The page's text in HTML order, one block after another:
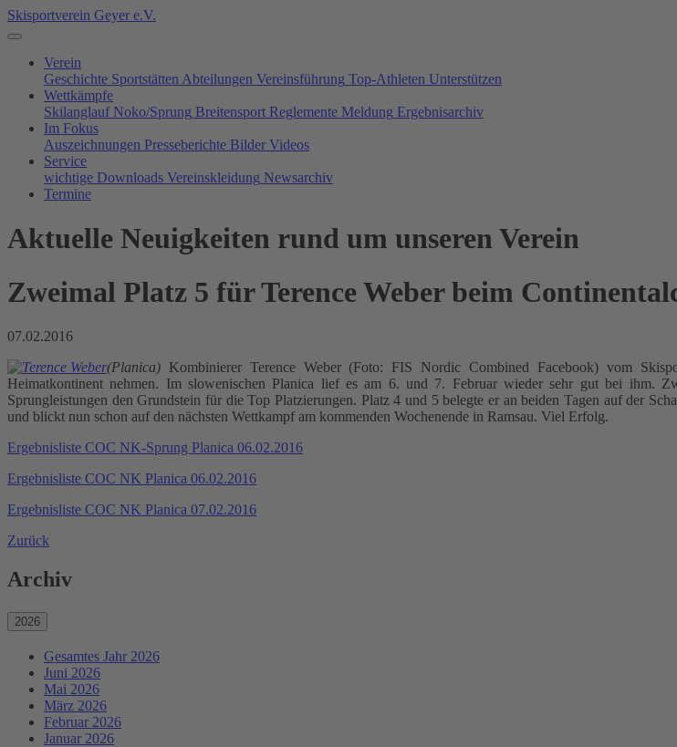
Skisportverein Geyer e.V.
Verein
Geschichte Sportstätten Abteilungen Vereinsführung Top-Athleten Unterstützen
Wettkämpfe
Skilanglauf Noko/Sprung Breitensport Reglemente Meldung Ergebnisarchiv
Im Fokus
Auszeichnungen Presseberichte Bilder Videos
Service
wichtige Downloads Vereinskleidung Newsarchiv
Termine
Aktuelle Neuigkeiten rund um unseren Verein
Zweimal Platz 5 für Terence Weber beim
07.02.2016
(Planica) Kombinierer Terence Weber (Foto: FIS Nordic Combined Facebook) vom
Heimatkontinent nehmen. Im slowenischen Planica lief es am 6. und 7. Februar wieder sehr gut bei ihm.
Sprungleistungen den Grundstein für die Top Platzierungen. Platz 4 und 5 belegte er an beiden Tagen auf der
und blickt nun schon auf den nächsten Wettkampf am kommenden Wochenende in Ramsau. Viel Erfolg.
Ergebnisliste COC NK-Sprung Planica 06.02.2016
Ergebnisliste COC NK Planica 06.02.2016
Ergebnisliste COC NK Planica 07.02.2016
Zurück
Archiv
2026
Gesamtes Jahr 2026
Juni 2026
Mai 2026
März 2026
Februar 2026
Januar 2026